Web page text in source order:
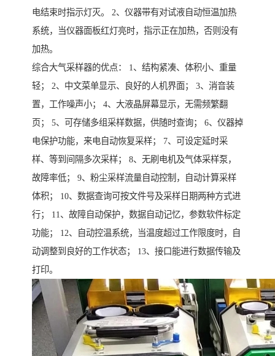
电结束时指示灯灭。 2、仪器带有对试液自动恒温加热
系统，当仪器面板红灯亮时，指示正在加热，否则没有
加热。
综合大气采样器的优点： 1、结构紧凑、体积小、重量
轻； 2、中文菜单显示、良好的人机界面； 3、消音装
置，工作噪声小； 4、大液晶屏幕显示，无需频繁翻
页； 5、可存储多组采样数据，供随时查询； 6、仪器掉
电保护功能，来电自动恢复采样； 7、可设定延时采
样、等到间隔多次采样； 8、无刷电机及气体采样泵，
故障率低； 9、粉尘采样流量自动控制，自动计算采样
体积； 10、数据查询可按文件号及采样日期两种方式进
行； 11、故障自动保护，数据自动记忆，参数软件标定
功能； 12、自动控温系统，当温度超过工作限度时，自
动调整到良好的工作状态； 13、接口能进行数据传输及
打印。